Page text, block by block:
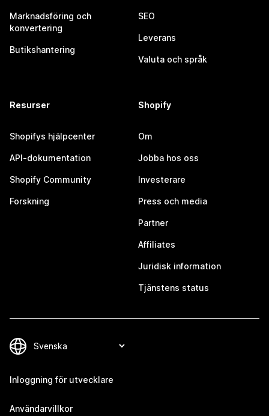
Marknadsföring och
konvertering
Butikshantering
SEO
Leverans
Valuta och språk
Resurser
Shopifys hjälpcenter
API-dokumentation
Shopify Community
Forskning
Shopify
Om
Jobba hos oss
Investerare
Press och media
Partner
Affiliates
Juridisk information
Tjänstens status
Inloggning för utvecklare
Användarvillkor